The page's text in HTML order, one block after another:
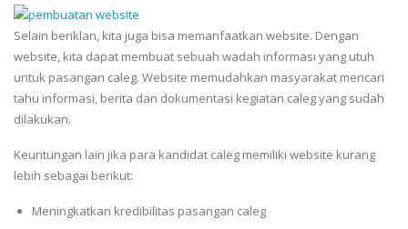
Selain beriklan, kita juga bisa memanfaatkan website. Dengan
website, kita dapat membuat sebuah wadah informasi yang utuh
untuk pasangan caleg. Website memudahkan masyarakat mencari
tahu informasi, berita dan dokumentasi kegiatan caleg yang sudah
dilakukan.
Keuntungan lain jika para kandidat caleg memiliki website kurang
lebih sebagai berikut:
Meningkatkan kredibilitas pasangan caleg